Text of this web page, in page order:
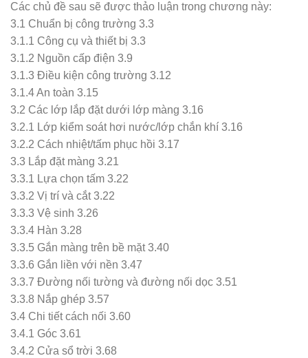
Các chủ đề sau sẽ được thảo luận trong chương này:
3.1 Chuẩn bị công trường 3.3
3.1.1 Công cụ và thiết bị 3.3
3.1.2 Nguồn cấp điện 3.9
3.1.3 Điều kiện công trường 3.12
3.1.4 An toàn 3.15
3.2 Các lớp lắp đặt dưới lớp màng 3.16
3.2.1 Lớp kiểm soát hơi nước/lớp chắn khí 3.16
3.2.2 Cách nhiệt/tấm phục hồi 3.17
3.3 Lắp đặt màng 3.21
3.3.1 Lựa chọn tấm 3.22
3.3.2 Vị trí và cắt 3.22
3.3.3 Vệ sinh 3.26
3.3.4 Hàn 3.28
3.3.5 Gắn màng trên bề mặt 3.40
3.3.6 Gắn liền với nền 3.47
3.3.7 Đường nối tường và đường nối dọc 3.51
3.3.8 Nắp ghép 3.57
3.4 Chi tiết cách nối 3.60
3.4.1 Góc 3.61
3.4.2 Cửa sổ trời 3.68